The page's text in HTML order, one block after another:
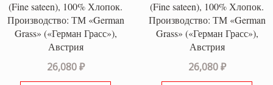
(Fine sateen), 100% Хлопок.
Производство: ТМ «German
Grass» («Герман Грасс»),
Австрия
26,080₽
(Fine sateen), 100% Хлопок.
Производство: ТМ «German
Grass» («Герман Грасс»),
Австрия
26,080₽